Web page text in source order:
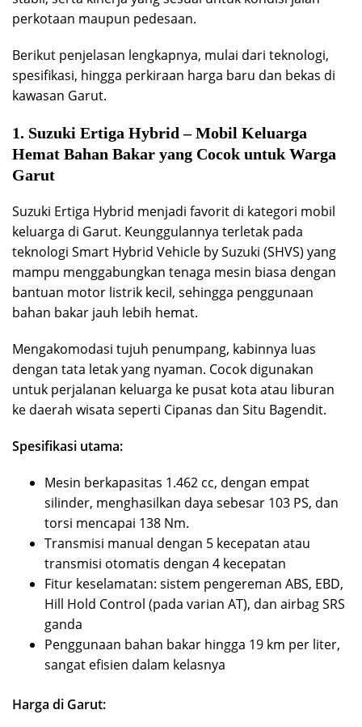
perkotaan maupun pedesaan.
Berikut penjelasan lengkapnya, mulai dari teknologi,
spesifikasi, hingga perkiraan harga baru dan bekas di
kawasan Garut.
1. Suzuki Ertiga Hybrid – Mobil Keluarga
Hemat Bahan Bakar yang Cocok untuk Warga
Garut
Suzuki Ertiga Hybrid menjadi favorit di kategori mobil
keluarga di Garut. Keunggulannya terletak pada
teknologi Smart Hybrid Vehicle by Suzuki (SHVS) yang
mampu menggabungkan tenaga mesin biasa dengan
bantuan motor listrik kecil, sehingga penggunaan
bahan bakar jauh lebih hemat.
Mengakomodasi tujuh penumpang, kabinnya luas
dengan tata letak yang nyaman. Cocok digunakan
untuk perjalanan keluarga ke pusat kota atau liburan
ke daerah wisata seperti Cipanas dan Situ Bagendit.
Spesifikasi utama:
Mesin berkapasitas 1.462 cc, dengan empat
silinder, menghasilkan daya sebesar 103 PS, dan
torsi mencapai 138 Nm.
Transmisi manual dengan 5 kecepatan atau
transmisi otomatis dengan 4 kecepatan
Fitur keselamatan: sistem pengereman ABS, EBD,
Hill Hold Control (pada varian AT), dan airbag SRS
ganda
Penggunaan bahan bakar hingga 19 km per liter,
sangat efisien dalam kelasnya
Harga di Garut: